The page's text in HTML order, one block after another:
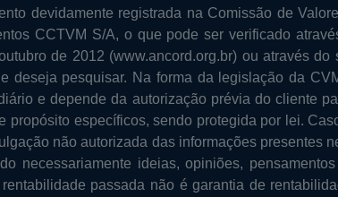
devidamente registrada na Comissão de
CCTVM S/A, o que pode ser verificado
de 2012 (www.ancord.org.br) ou através
pesquisar. Na forma da legislação da
e depende da autorização prévia do cliente
específicos, sendo protegida por lei.
não autorizada das informações presentes
necessariamente ideias, opiniões,
passada não é garantia de